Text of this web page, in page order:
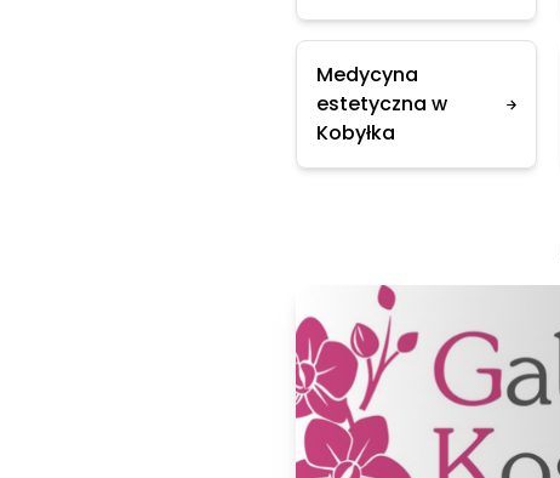
Medycyna
estetyczna w
Kobyłka